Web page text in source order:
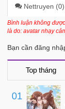
Chapter 145
Chapter 144
Chapter 142
Chapter 141
Chapter 140
Chapter 139
Nettruyen (0)
Bình luận không
là do: avatar nhạy
Bạn cần đăng
Top tháng
01